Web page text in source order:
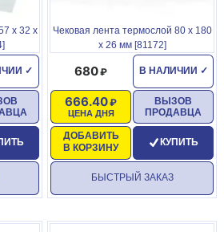
х 32 х
✓
Чековая лента термослой 80 х 180
х 26 мм [81172]
В НАЛИЧИИ ✓
680
ЦЕНА ДНЯ
666.40
ДОБАВИТЬ
В КОРЗИНУ
ВЫЗОВ
ПРОДАВЦА
КУПИТЬ
БЫСТРЫЙ ЗАКАЗ